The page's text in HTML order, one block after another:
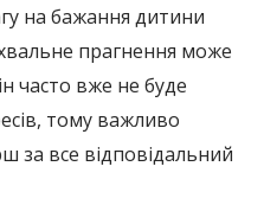
на бажання дитини
прагнення може
часто вже не буде
тому важливо
за все відповідальний